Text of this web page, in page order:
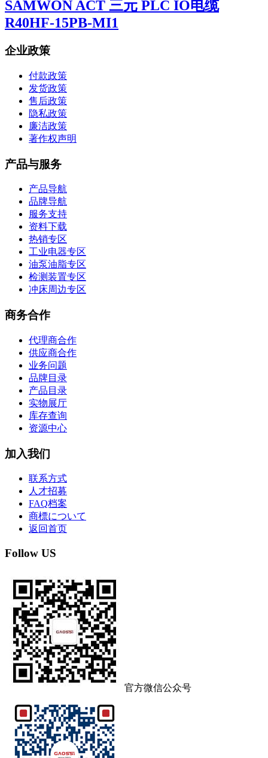
SAMWON ACT 三元 PLC IO电缆
R40HF-15PB-MI1
企业政策
付款政策
发货政策
售后政策
隐私政策
廉洁政策
著作权声明
产品与服务
产品导航
品牌导航
服务支持
资料下载
热销专区
工业电器专区
油泵油脂专区
检测装置专区
冲床周边专区
商务合作
代理商合作
供应商合作
业务问题
品牌目录
产品目录
实物展厅
库存查询
资源中心
加入我们
联系方式
人才招募
FAQ档案
商標について
返回首页
Follow US
官方微信公众号